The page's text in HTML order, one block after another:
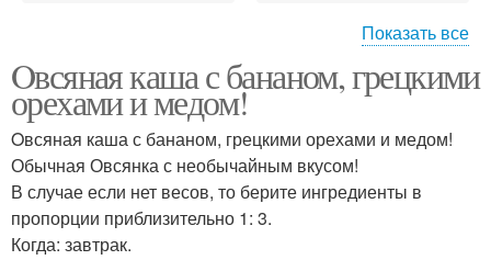
Овсянки с бананом Печение с овсянкой
Печение с бананом
Показать все
Oвсяная каша с бананом, грецкими
орехами и медом!
Oвсяная каша с бананом, грецкими орехами и медом!
Обычная Овсянка с необычайным вкусом!
В случае если нет весов, то берите ингредиенты в
пропорции приблизительно 1: 3.
Когда: завтрак.